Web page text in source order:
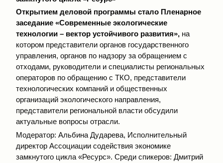
Открытием деловой программы стало Пленарное
заседание «Cовременные экологические
технологии – вектор устойчивого развития», на
котором представители органов государственного
управления, органов по надзору за обращением с
отходами, руководители и специалисты региональных
операторов по обращению с ТКО, представители
технологических компаний и общественных
организаций экологического направления,
представители региональной власти обсудили
актуальные вопросы отрасли.
Модератор: Альбина Дударева, Исполнительный
директор Ассоциации содействия экономике
замкнутого цикла «Ресурс». Среди спикеров: Дмитрий